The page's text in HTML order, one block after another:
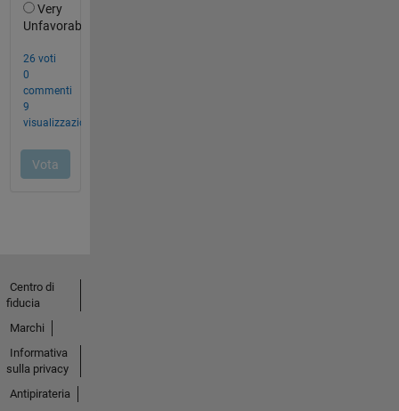
Centro di
fiducia
Marchi
Informativa
sulla privacy
Antipirateria